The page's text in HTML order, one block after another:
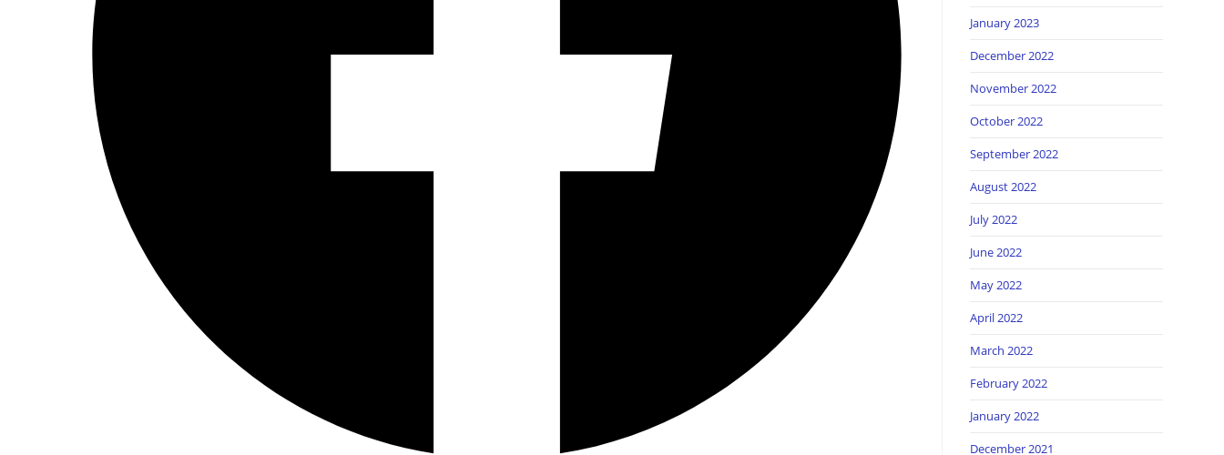
January 2023
December 2022
November 2022
October 2022
September 2022
August 2022
July 2022
June 2022
May 2022
April 2022
March 2022
February 2022
January 2022
December 2021